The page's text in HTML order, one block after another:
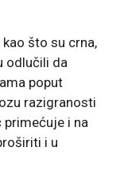
što su crna,
odlučili da
poput
razigranosti
i na
i u